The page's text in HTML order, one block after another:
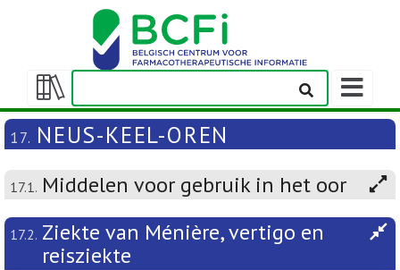
Weergeven/verbergen
inhoudstafel
17. NEUS-KEEL-OREN
17.1. Middelen voor gebruik in het oor
17.2. Ziekte van Ménière, vertigo en
reisziekte